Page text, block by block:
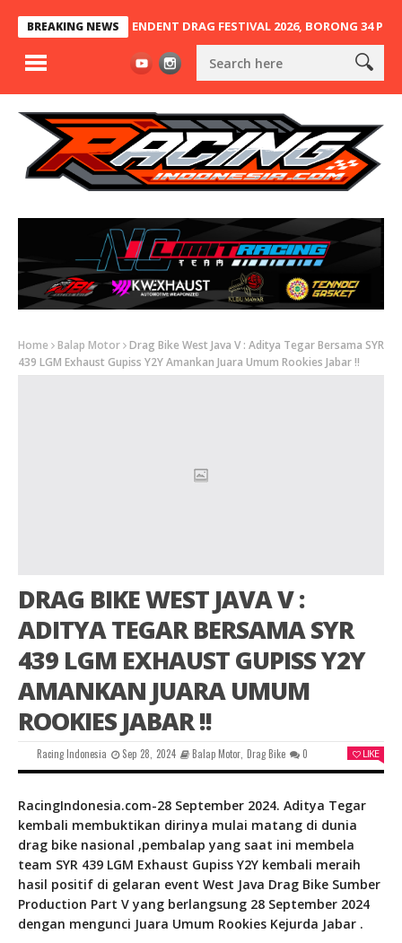
BREAKING NEWS
DI INDEPENDENT DRAG FESTIVAL 2026, BORONG 34 PIALA
Home Balap Motor Drag Bike West Java V : Aditya Tegar Bersama SYR
439 LGM Exhaust Gupiss Y2Y Amankan Juara Umum Rookies Jabar !!
DRAG BIKE WEST JAVA V :
ADITYA TEGAR BERSAMA SYR
439 LGM EXHAUST GUPISS Y2Y
AMANKAN JUARA UMUM
ROOKIES JABAR !!
Racing Indonesia Sep 28, 2024 Balap Motor, Drag Bike 0 LIKE
RacingIndonesia.com-28 September 2024. Aditya Tegar
kembali membuktikan dirinya mulai matang di dunia
drag bike nasional ,pembalap yang saat ini membela
team SYR 439 LGM Exhaust Gupiss Y2Y kembali meraih
hasil positif di gelaran event West Java Drag Bike Sumber
Production Part V yang berlangsung 28 September 2024
dengan mengunci Juara Umum Rookies Kejurda Jabar .